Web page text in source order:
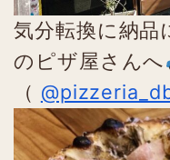
気分転換に納品
のピザ屋さんへ
（